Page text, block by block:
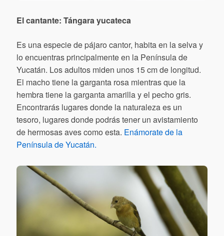
El cantante: Tángara yucateca
Es una especie de pájaro cantor, habita en la selva y
lo encuentras principalmente en la Península de
Yucatán. Los adultos miden unos 15 cm de longitud.
El macho tiene la garganta rosa mientras que la
hembra tiene la garganta amarilla y el pecho gris.
Encontrarás lugares donde la naturaleza es un
tesoro, lugares donde podrás tener un avistamiento
de hermosas aves como esta. Enámorate de la
Península de Yucatán.